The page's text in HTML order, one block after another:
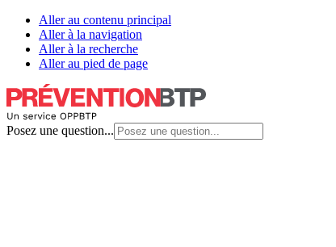
Aller au contenu principal
Aller à la navigation
Aller à la recherche
Aller au pied de page
Posez une question...